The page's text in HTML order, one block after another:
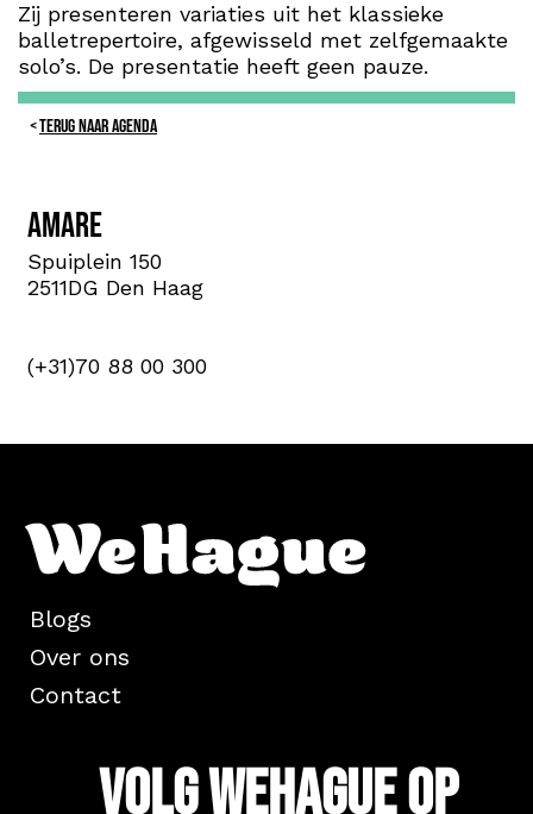
Zij presenteren variaties uit het klassieke
balletrepertoire, afgewisseld met zelfgemaakte
solo’s. De presentatie heeft geen pauze.
TERUG NAAR AGENDA
Amare
Spuiplein 150
2511DG Den Haag
(+31)70 88 00 300
Blogs
Over ons
Contact
Volg WeHague op